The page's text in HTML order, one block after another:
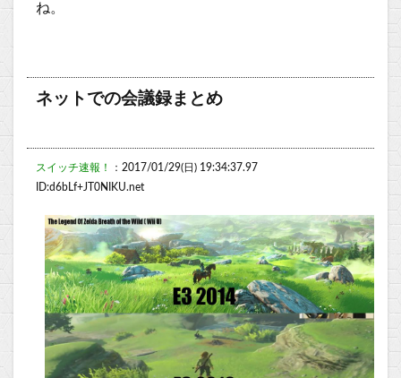
ね。
ネットでの会議録まとめ
スイッチ速報！
：2017/01/29(日) 19:34:37.97
ID:d6bLf+JT0NIKU.net